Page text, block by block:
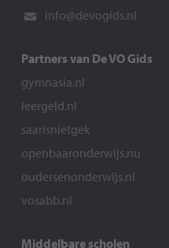
info@devogids.nl
Partners van De VO Gids
gymnasia.nl
leergeld.nl
saarisnietgek
openbaaronderwijs.nu
oudersenonderwijs.nl
vosabb.nl
Middelbare scholen